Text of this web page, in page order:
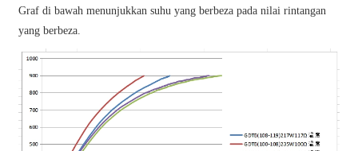
Graf di bawah menunjukkan suhu yang berbeza pada nilai rintangan
yang berbeza.